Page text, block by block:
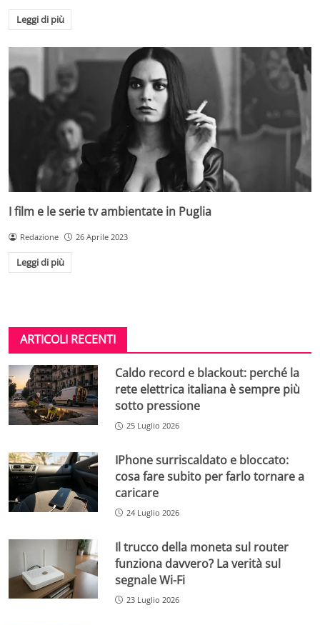
Leggi di più
I film e le serie tv ambientate in Puglia
Redazione 26 Aprile 2023
Leggi di più
ARTICOLI RECENTI
Caldo record e blackout: perché la
rete elettrica italiana è sempre più
sotto pressione
25 Luglio 2026
IPhone surriscaldato e bloccato:
cosa fare subito per farlo tornare a
caricare
24 Luglio 2026
Il trucco della moneta sul router
funziona davvero? La verità sul
segnale Wi-Fi
23 Luglio 2026